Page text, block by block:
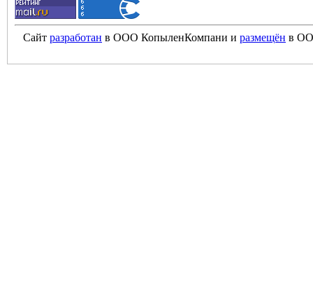
Сайт разработан в ООО КопыленКомпани и размещён в